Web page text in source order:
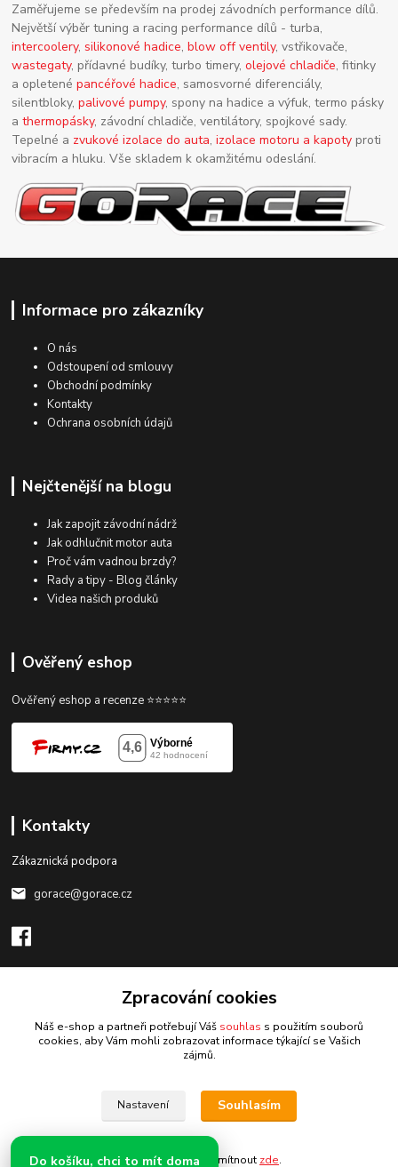
Do košíku, chci to mít doma
Zaměřujeme se především na prodej závodních performance dílů.
Největší výběr tuning a racing performance dílů - turba,
intercoolery,silikonové hadice,blow off ventily, vstřikovače,
wastegaty, přídavné budíky, turbo timery,olejové chladiče, fitinky
a opletenépancéřové hadice, samosvorné diferenciály,
silentbloky,palivové pumpy, spony na hadice a výfuk, termo pásky
athermopásky, závodní chladiče, ventilátory, spojkové sady.
Tepelné a zvukové izolace do auta,izolace motoru a kapoty proti
vibracím a hluku. Vše skladem k okamžitému odeslání.
Informace pro zákazníky
O nás
Odstoupení od smlouvy
Obchodní podmínky
Kontakty
Ochrana osobních údajů
Nejčtenější na blogu
Jak zapojit závodní nádrž
Jak odhlučnit motor auta
Proč vám vadnou brzdy?
Rady a tipy - Blog články
Videa našich produků
Ověřený eshop
Ověřený eshop a recenze ⭐⭐⭐⭐⭐
Kontakty
Zákaznická podpora
gorace@gorace.cz
Upravit sběr cookies.
Eshop-rychle.cz
Zpracování cookies
Náš e-shop a partneři potřebují Váš souhlas s použitím souborů
cookies, aby Vám mohli zobrazovat informace týkající se Vašich
zájmů.
Nastavení Souhlasím
Souhlas můžete odmítnout zde.